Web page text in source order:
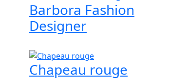
Barbora Fashion
Designer
Chapeau rouge